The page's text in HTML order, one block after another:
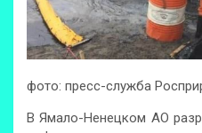
фото: пресс-служба
В Ямало-Ненецком АО